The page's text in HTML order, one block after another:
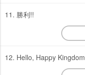
11. 勝利!!
12. Hello, Happy Kingdom